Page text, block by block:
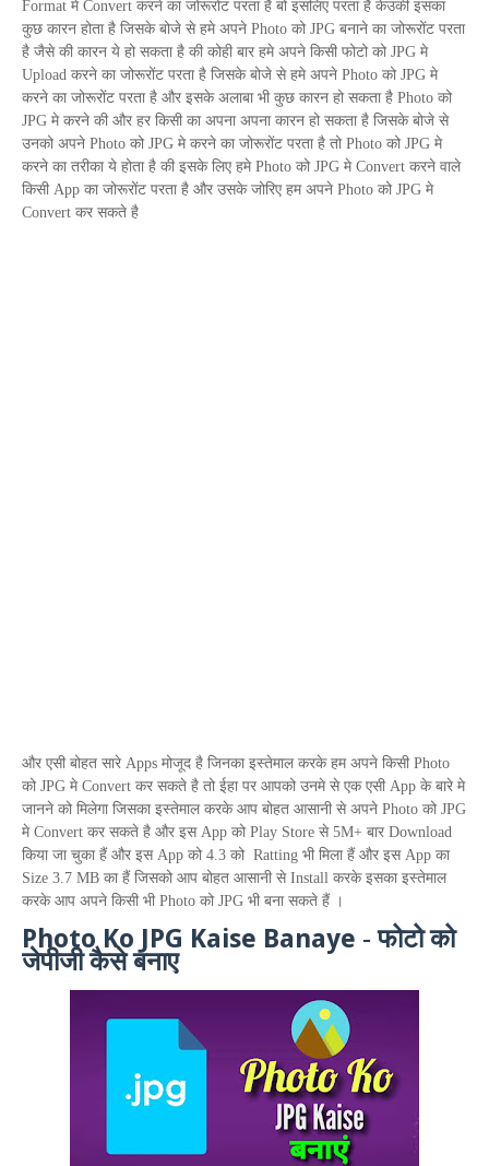
Format मे Convert करने का जोरूरोंट परता है बो इसलिए परता है केउकी इसका
कुछ कारन होता है जिसके बोजे से हमे अपने Photo को JPG बनाने का जोरूरोंट परता
है जैसे की कारन ये हो सकता है की कोही बार हमे अपने किसी फोटो को JPG मे
Upload करने का जोरूरोंट परता है जिसके बोजे से हमे अपने Photo को JPG मे
करने का जोरूरोंट परता है और इसके अलाबा भी कुछ कारन हो सकता है Photo को
JPG मे करने की और हर किसी का अपना अपना कारन हो सकता है जिसके बोजे से
उनको अपने Photo को JPG मे करने का जोरूरोंट परता है तो Photo को JPG मे
करने का तरीका ये होता है की इसके लिए हमे Photo को JPG मे Convert करने वाले
किसी App का जोरूरोंट परता है और उसके जोरिए हम अपने Photo को JPG मे
Convert कर सकते है
और एसी बोहत सारे Apps मोजूद है जिनका इस्तेमाल करके हम अपने किसी Photo
को JPG मे Convert कर सकते है तो ईहा पर आपको उनमे से एक एसी App के बारे मे
जानने को मिलेगा जिसका इस्तेमाल करके आप बोहत आसानी से अपने Photo को JPG
मे Convert कर सकते है और इस App को Play Store से 5M+ बार Download
किया जा चुका हैं और इस App को 4.3 को Ratting भी मिला हैं और इस App का
Size 3.7 MB का हैं जिसको आप बोहत आसानी से Install करके इसका इस्तेमाल
करके आप अपने किसी भी Photo को JPG भी बना सकते हैं ।
Photo Ko JPG Kaise Banaye -फोटो को
जेपीजी कैसे बनाए